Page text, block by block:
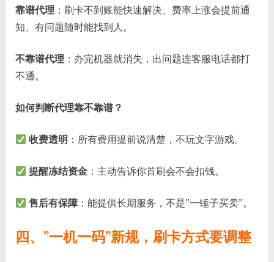
靠谱代理 ：刷卡不到账能快速解决、费率上涨会提前通
知、有问题随时能找到人。
不靠谱代理 ：办完机器就消失，出问题连客服电话都打
不通。
如何判断代理靠不靠谱？
收费透明 ：所有费用提前说清楚，不玩文字游戏。
提醒冻结资金 ：主动告诉你首刷会不会扣钱。
售后有保障 ：能提供长期服务，不是”一锤子买卖”。
四、”一机一码”新规，刷卡方式要调整